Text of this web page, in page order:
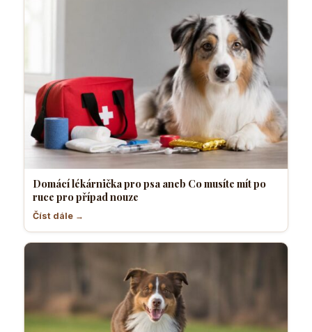
Domácí lékárnička pro psa aneb Co musíte mít po
ruce pro případ nouze
Číst dále →